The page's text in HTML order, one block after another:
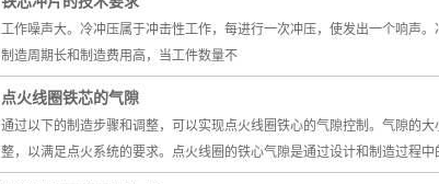
工作噪声大。冷冲压属于冲击性工作，每进行一次冲压，使发出一个响声
制造周期长和制造费用高，当工件数量不
点火线圈铁芯的气隙
通过以下的制造步骤和调整，可以实现点火线圈铁心的气隙控制。气隙的
整，以满足点火系统的要求。点火线圈的铁心气隙是通过设计和制造过程